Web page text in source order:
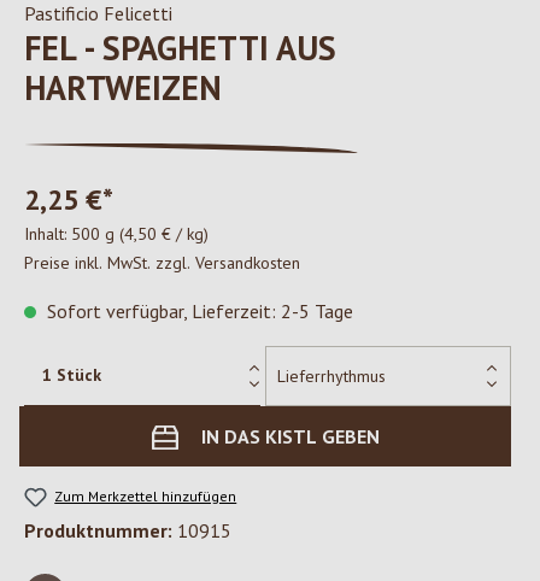
Pastificio Felicetti
FEL - SPAGHETTI AUS
HARTWEIZEN
2,25 €*
Inhalt: 500 g (4,50 € / kg)
Preise inkl. MwSt. zzgl. Versandkosten
Sofort verfügbar, Lieferzeit: 2-5 Tage
IN DAS KISTL GEBEN
Zum Merkzettel hinzufügen
Produktnummer: 10915